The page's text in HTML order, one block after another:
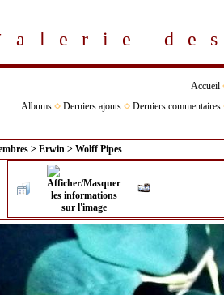
alerie
Accueil
Albums
Derniers ajouts Derniers commentaires
> Erwin > Wolff Pipes